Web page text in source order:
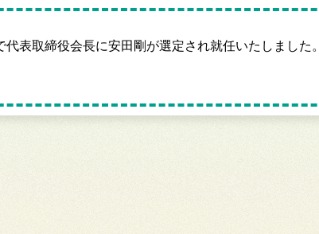
表取締役会長に安田剛が選定され就任いたしました